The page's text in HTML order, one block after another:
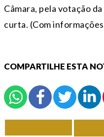
Câmara, pela votação
curta. (Com
COMPARTILHE ESTA